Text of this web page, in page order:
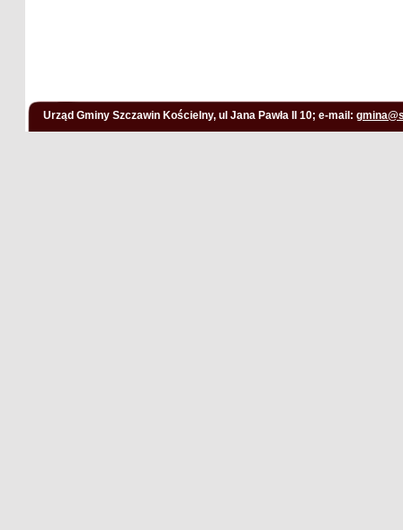
Urząd Gminy Szczawin Kościelny, ul Jana Pawła II 10; e-mail: